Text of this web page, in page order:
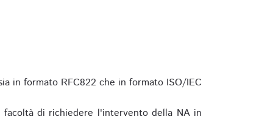
in formato RFC822 che in formato ISO/IEC
di richiedere l'intervento della NA in